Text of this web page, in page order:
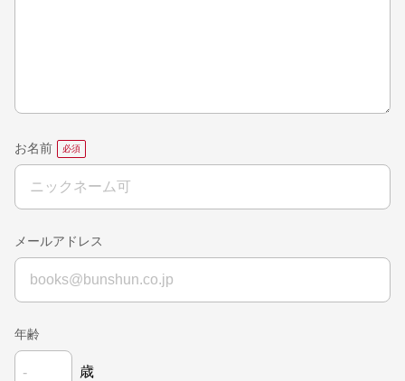
お名前
メールアドレス
年齢
歳